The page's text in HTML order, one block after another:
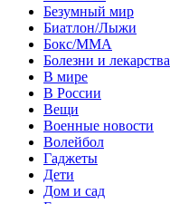
Безумный мир
Биатлон/Лыжи
Бокс/MMA
Болезни и лекарства
В мире
В России
Вещи
Военные новости
Волейбол
Гаджеты
Дети
Дом и сад